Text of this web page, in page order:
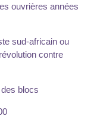
ouvrières années
sud-africain ou
contre
blocs